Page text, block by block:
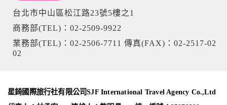
在您於本網站註冊帳號、使用本網站相關產品、服務、活動或
贈獎時，本網站會收集您的個人識別資料，本網站也可以從商
當客戶在本網站註冊時，我們會取得您的姓名、電話、住址、
身份證字號、電子郵件、出生日期、性別、行業等相關資料，
號、電子郵件、出生日期、性別、行業等相關資料，當您註冊
成功，並登入使用我們的服務後，本網站即取得您的資料。
台北市中山區松江路23號5樓之1
商務部(TEL)：02-2509-9922
業務部(TEL)：02-2506-7711 傳真(FAX)：02-2517-02
02
星錡國際旅行社有限公司SJF International Travel Agency Co.,Ltd